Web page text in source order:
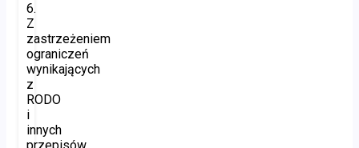
6.
Z
zastrzeżeniem
ograniczeń
wynikających
z
RODO
i
innych